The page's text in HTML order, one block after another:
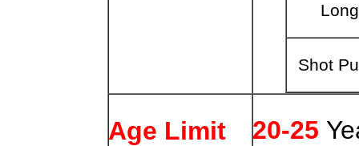
Shot
Age Limit 20-25